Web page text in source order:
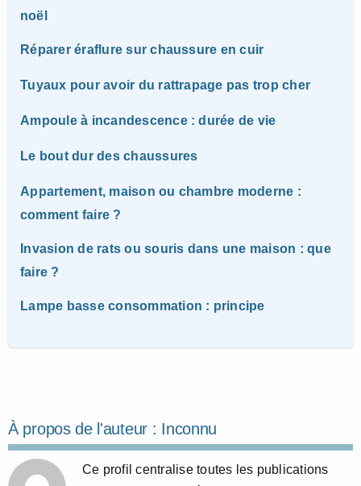
noël
Réparer éraflure sur chaussure en cuir
Tuyaux pour avoir du rattrapage pas trop cher
Ampoule à incandescence : durée de vie
Le bout dur des chaussures
Appartement, maison ou chambre moderne :
comment faire ?
Invasion de rats ou souris dans une maison : que
faire ?
Lampe basse consommation : principe
À propos de l'auteur : Inconnu
Ce profil centralise toutes les publications